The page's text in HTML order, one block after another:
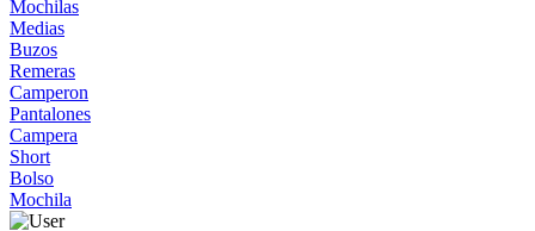
Mochilas
Medias
Buzos
Remeras
Camperon
Pantalones
Campera
Short
Bolso
Mochila